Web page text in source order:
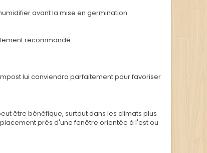
avant la mise en germination.
recommandé.
lui conviendra parfaitement pour favoriser
être bénéfique, surtout dans les climats plus
près d'une fenêtre orientée à l'est ou